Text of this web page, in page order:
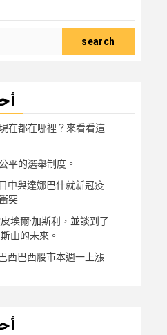
search
在都在哪裡？來看看這
平的選舉制度。
中與達娜巴什就新冠疫
突
埃爾·加斯利，並談到了
山的未來。
西巴西股市本週一上漲